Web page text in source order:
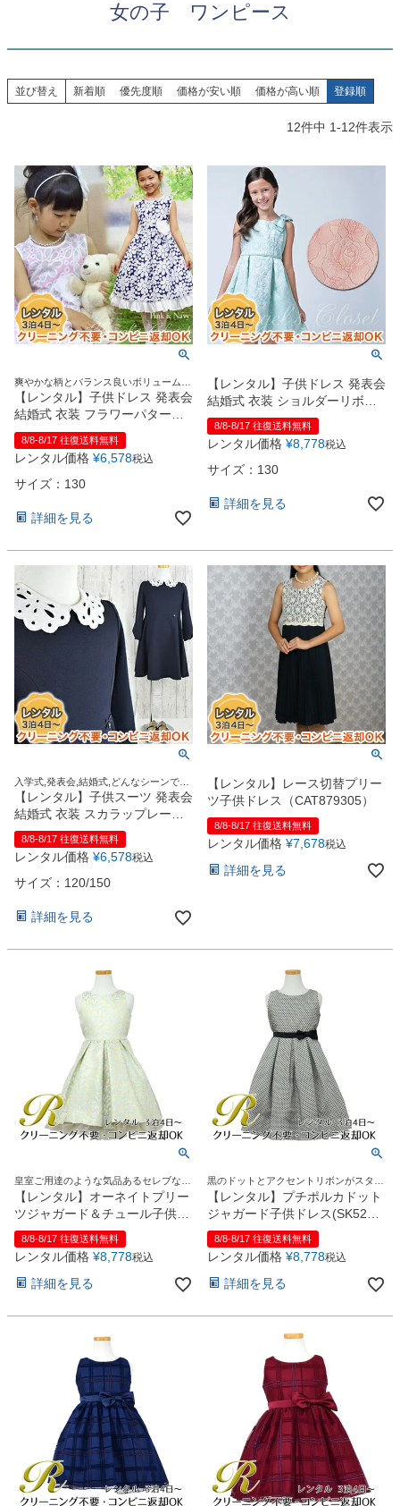
Angel's Photo Studio
特典 ヘアメイク・着付け
スタジオを予約 →
女の子 ワンピース
並び替え 新着順 優先度順 価格が安い順 価格が高い順 登録順
12件中 1-12件表示
爽やかな柄とバランス良いボリューム感
のあるワンピース♪
【レンタル】子供ドレス 発表会
結婚式 衣装 フラワーパターン
＆フリルワンピースドレス
（CK348） 【 発表会 コンクー
ル さわやか 優しい グリーン ラ
イム】 薄桃 紺
8/8-8/17 往復送料無料
レンタル価格 ¥6,578税込
サイズ：130
詳細を見る
【レンタル】子供ドレス 発表会
結婚式 衣装 ショルダーリボン
付ローズジャガードサマーワン
ピース（全2色） 薄桃 薄青
8/8-8/17 往復送料無料
レンタル価格 ¥8,778税込
サイズ：130
詳細を見る
入学式,発表会,結婚式,どんなシーンでも
この1着でOK！
【レンタル】子供スーツ 発表会
結婚式 衣装 スカラップレース
襟パフスリーブフレアワンピー
ス（CAT889548）【CHOPIN】
【入学式 女の子 ワンピース お
しゃれ 人気 ブランド おすすめ
】150cm
8/8-8/17 往復送料無料
レンタル価格 ¥6,578税込
サイズ：120/150
詳細を見る
【レンタル】レース切替プリー
ツ子供ドレス（CAT879305）
8/8-8/17 往復送料無料
レンタル価格 ¥7,678税込
詳細を見る
皇室ご用達のような気品あるセレブなド
レス
【レンタル】オーネイトプリー
ツジャガード＆チュール子供ド
レス(SK670A)ブルー
8/8-8/17 往復送料無料
レンタル価格 ¥8,778税込
詳細を見る
黒のドットとアクセントリボンがスタイ
リッシュ♪
【レンタル】プチポルカドット
ジャガード子供ドレス(SK520)
ブラック
8/8-8/17 往復送料無料
レンタル価格 ¥8,778税込
詳細を見る